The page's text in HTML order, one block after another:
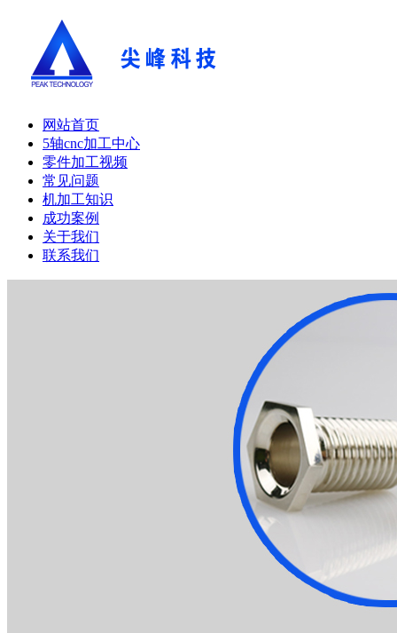
网站首页
5轴cnc加工中心
零件加工视频
常见问题
机加工知识
成功案例
关于我们
联系我们